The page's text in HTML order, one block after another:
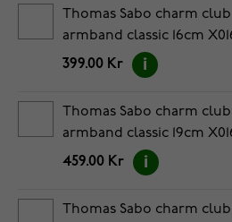
Thomas Sabo charm club
armband classic 16cm
3mm
399.00 Kr
Thomas Sabo charm club
armband classic 19cm
3mm
459.00 Kr
Thomas Sabo charm club